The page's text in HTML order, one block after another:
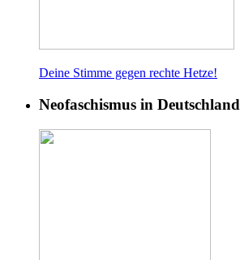
Deine Stimme gegen rechte Hetze!
Neofaschismus in Deutschland